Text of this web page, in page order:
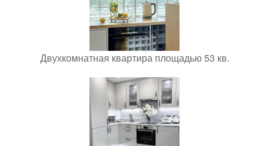
Двухкомнатная квартира площадью 53 кв.